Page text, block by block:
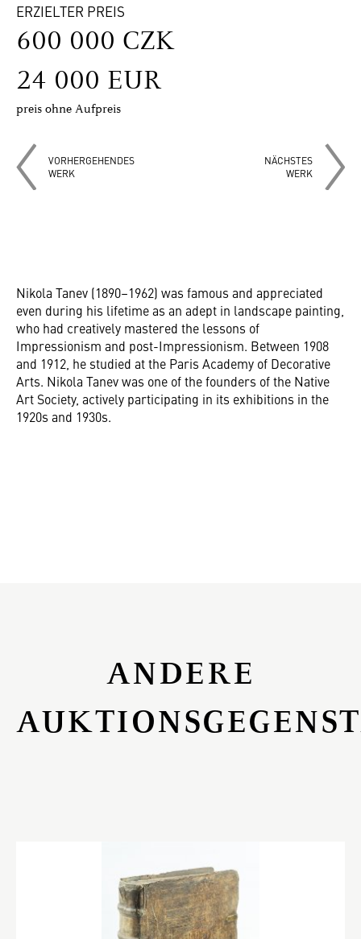
ERZIELTER PREIS
600 000 CZK
24 000 EUR
preis ohne Aufpreis
VORHERGEHENDES
WERK
NÄCHSTES
WERK
Nikola Tanev (1890–1962) was famous and appreciated
even during his lifetime as an adept in landscape painting,
who had creatively mastered the lessons of
Impressionism and post-Impressionism. Between 1908
and 1912, he studied at the Paris Academy of Decorative
Arts. Nikola Tanev was one of the founders of the Native
Art Society, actively participating in its exhibitions in the
1920s and 1930s.
ANDERE